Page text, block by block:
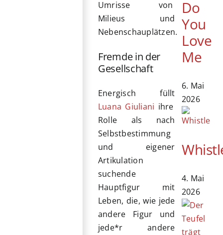
Umrisse von
Milieus und
Nebenschauplätzen.
Fremde in der
Gesellschaft
Energisch füllt
Luana Giuliani ihre
Rolle als nach
Selbstbestimmung
und eigener
Artikulation
suchende
Hauptfigur mit
Leben, die, wie jede
andere Figur und
jede*r andere
Do
You
Love
Me
6. Mai
2026
4. Mai
2026